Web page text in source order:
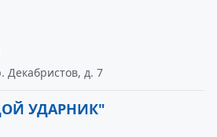
Декабристов, д. 7
УДАРНИК"